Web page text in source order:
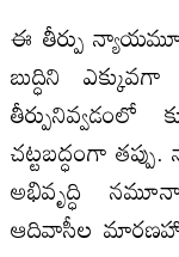
ఈ తీర్పు
బుద్ధిని
చట్టబద్ధంగా
అభివృద్ధి
ఆదివాసీల